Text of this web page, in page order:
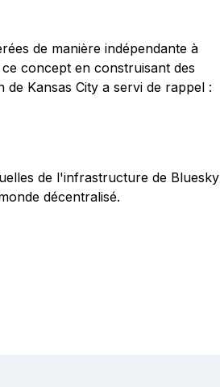
de manière indépendante à
concept en construisant des
Kansas City a servi de rappel :
de l'infrastructure de Bluesky
décentralisé.